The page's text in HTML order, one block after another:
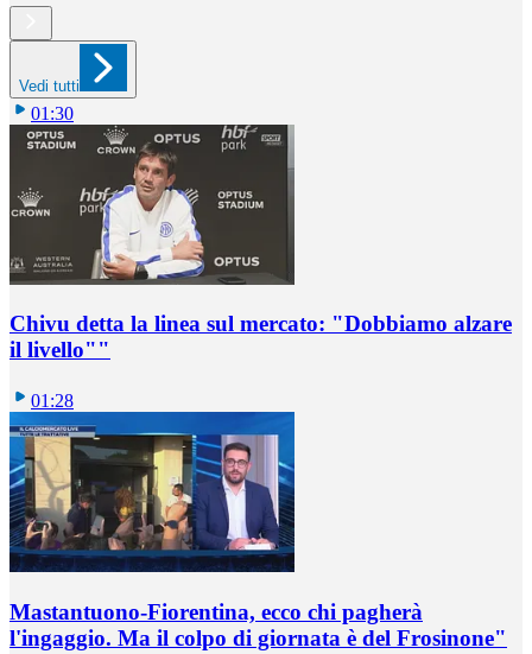
Vedi tutti
01:30
Chivu detta la linea sul mercato: "Dobbiamo alzare
il livello""
01:28
Mastantuono-Fiorentina, ecco chi pagherà
l'ingaggio. Ma il colpo di giornata è del Frosinone"